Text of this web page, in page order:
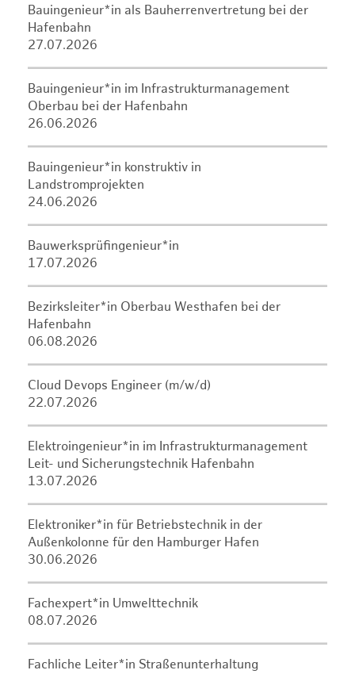
Bauingenieur*in als Bauherrenvertretung bei der
Hafenbahn
27.07.2026
Bauingenieur*in im Infrastrukturmanagement
Oberbau bei der Hafenbahn
26.06.2026
Bauingenieur*in konstruktiv in
Landstromprojekten
24.06.2026
Bauwerksprüfingenieur*in
17.07.2026
Bezirksleiter*in Oberbau Westhafen bei der
Hafenbahn
06.08.2026
Cloud Devops Engineer (m/w/d)
22.07.2026
Elektroingenieur*in im Infrastrukturmanagement
Leit- und Sicherungstechnik Hafenbahn
13.07.2026
Elektroniker*in für Betriebstechnik in der
Außenkolonne für den Hamburger Hafen
30.06.2026
Fachexpert*in Umwelttechnik
08.07.2026
Fachliche Leiter*in Straßenunterhaltung